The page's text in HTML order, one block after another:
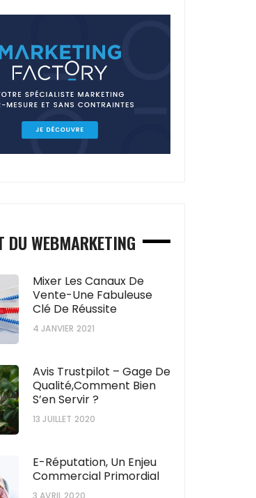
DU WEBMARKETING
Mixer Les Canaux De
Vente-Une Fabuleuse
Clé De Réussite
4 JANVIER 2021
Avis Trustpilot – Gage De
Qualité,comment Bien
S’en Servir ?
13 JUILLET 2020
E-Réputation, Un Enjeu
Commercial Primordial
3 AVRIL 2020